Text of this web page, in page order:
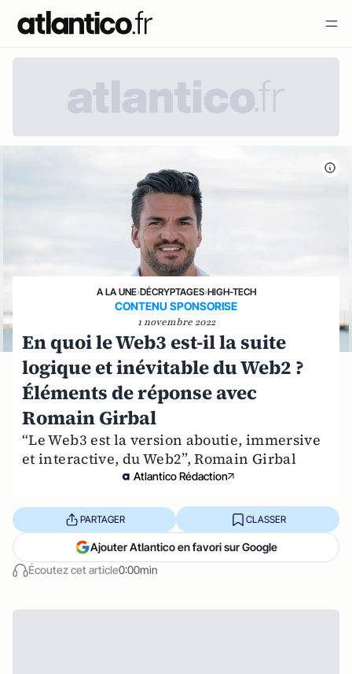
A LA UNE›DÉCRYPTAGES›HIGH-TECH
CONTENU SPONSORISE
1 novembre 2022
En quoi le Web3 est-il la suite
logique et inévitable du Web2 ?
Éléments de réponse avec
Romain Girbal
“Le Web3 est la version aboutie, immersive
et interactive, du Web2”, Romain Girbal
Atlantico Rédaction
Écoutez cet article0:00min
PARTAGER CLASSER
Ajouter Atlantico en favori sur Google